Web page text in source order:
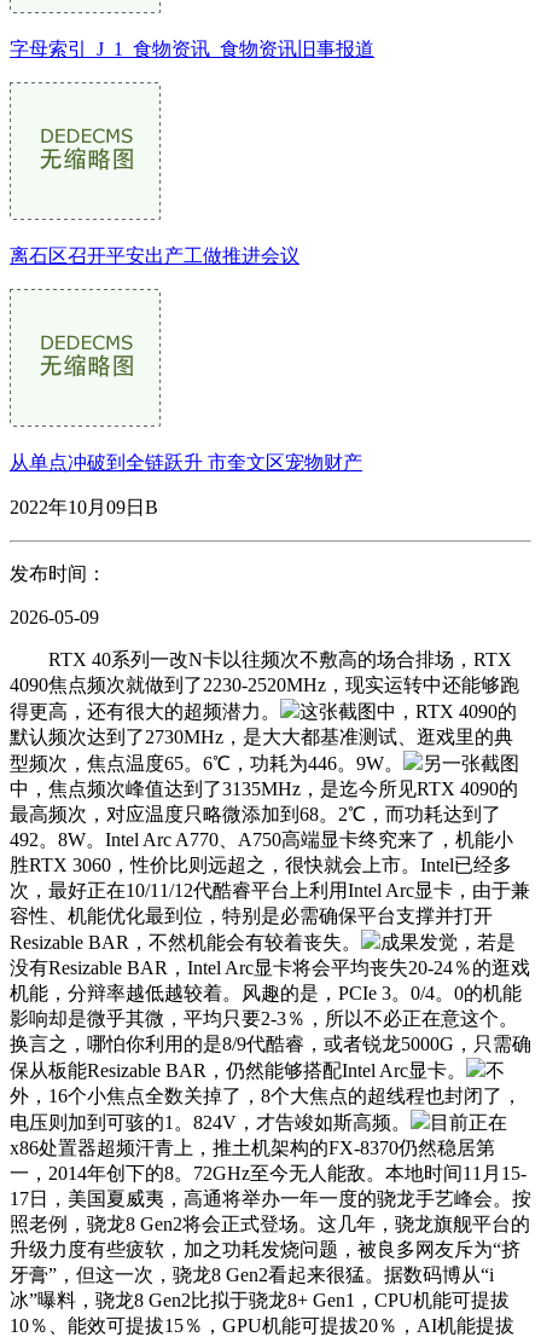
字母索引_J_1_食物资讯_食物资讯旧事报道
离石区召开平安出产工做推进会议
从单点冲破到全链跃升 市奎文区宠物财产
2022年10月09日B
发布时间：
2026-05-09
RTX 40系列一改N卡以往频次不敷高的场合排场，RTX
4090焦点频次就做到了2230-2520MHz，现实运转中还能够跑
得更高，还有很大的超频潜力。
这张截图中，RTX 4090的
默认频次达到了2730MHz，是大大都基准测试、逛戏里的典
型频次，焦点温度65。6℃，功耗为446。9W。
另一张截图
中，焦点频次峰值达到了3135MHz，是迄今所见RTX 4090的
最高频次，对应温度只略微添加到68。2℃，而功耗达到了
492。8W。Intel Arc A770、A750高端显卡终究来了，机能小
胜RTX 3060，性价比则远超之，很快就会上市。Intel已经多
次，最好正在10/11/12代酷睿平台上利用Intel Arc显卡，由于兼
容性、机能优化最到位，特别是必需确保平台支撑并打开
Resizable BAR，不然机能会有较着丧失。
成果发觉，若是
没有Resizable BAR，Intel Arc显卡将会平均丧失20-24％的逛戏
机能，分辩率越低越较着。风趣的是，PCIe 3。0/4。0的机能
影响却是微乎其微，平均只要2-3％，所以不必正在意这个。
换言之，哪怕你利用的是8/9代酷睿，或者锐龙5000G，只需确
保从板能Resizable BAR，仍然能够搭配Intel Arc显卡。
不
外，16个小焦点全数关掉了，8个大焦点的超线程也封闭了，
电压则加到可骇的1。824V，才告竣如斯高频。
目前正在
x86处置器超频汗青上，推土机架构的FX-8370仍然稳居第
一，2014年创下的8。72GHz至今无人能敌。本地时间11月15-
17日，美国夏威夷，高通将举办一年一度的骁龙手艺峰会。按
照老例，骁龙8 Gen2将会正式登场。这几年，骁龙旗舰平台的
升级力度有些疲软，加之功耗发烧问题，被良多网友斥为“挤
牙膏”，但这一次，骁龙8 Gen2看起来很猛。据数码博从“i
冰”曝料，骁龙8 Gen2比拟于骁龙8+ Gen1，CPU机能可提拔
10％、能效可提拔15％，GPU机能可提拔20％，AI机能提拔